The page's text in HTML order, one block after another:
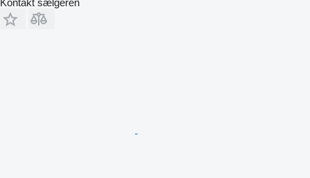
Kontakt sælgeren